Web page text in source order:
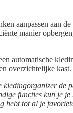
aanpassen aan
manier
automatische
overzichtelijke kast.
de
functies kun je
hebt tot al je